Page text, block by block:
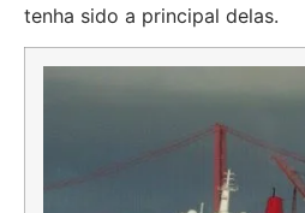
tenha sido a principal delas.